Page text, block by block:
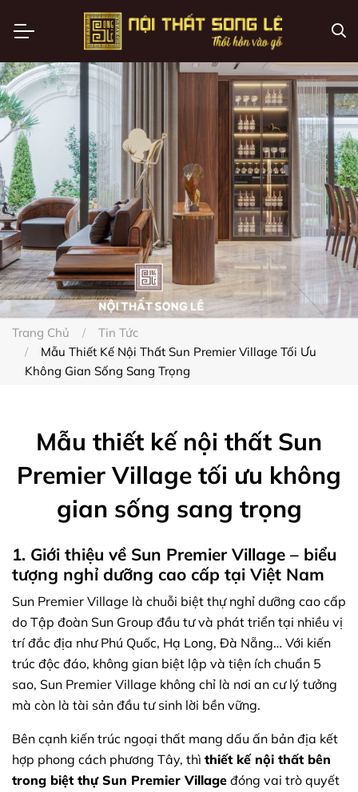
Trang Chủ
Tin Tức
Mẫu Thiết Kế Nội Thất Sun Premier Village Tối Ưu
Không Gian Sống Sang Trọng
Mẫu thiết kế nội thất Sun
Premier Village tối ưu không
gian sống sang trọng
1. Giới thiệu về Sun Premier Village – biểu
tượng nghỉ dưỡng cao cấp tại Việt Nam
Sun Premier Village là chuỗi biệt thự nghỉ dưỡng cao cấp
do Tập đoàn Sun Group đầu tư và phát triển tại nhiều vị
trí đắc địa như Phú Quốc, Hạ Long, Đà Nẵng… Với kiến
trúc độc đáo, không gian biệt lập và tiện ích chuẩn 5
sao, Sun Premier Village không chỉ là nơi an cư lý tưởng
mà còn là tài sản đầu tư sinh lời bền vững.
Bên cạnh kiến trúc ngoại thất mang dấu ấn bản địa kết
hợp phong cách phương Tây, thì thiết kế nội thất bên
trong biệt thự Sun Premier Village đóng vai trò quyết